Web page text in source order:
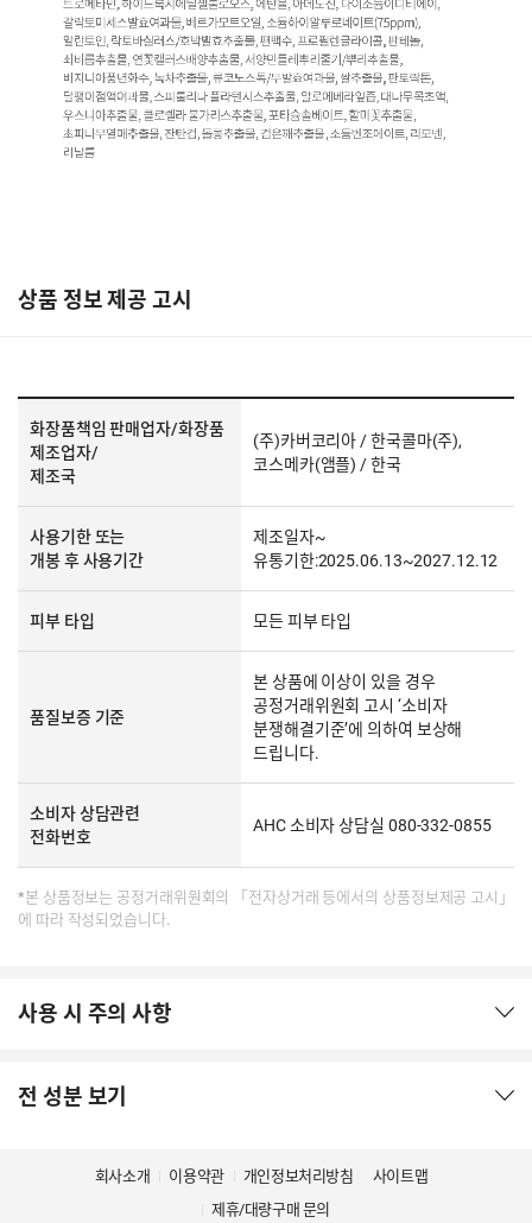
상품 정보 제공 고시
화장품책임 판매업자/화장품
제조업자/
제조국
(주)카버코리아 / 한국콜마(주),
코스메카(앰플) / 한국
사용기한 또는
개봉 후 사용기간
제조일자~
유통기한:2025.06.13~2027.12.12
피부 타입 모든 피부 타입
품질보증 기준
본 상품에 이상이 있을 경우
공정거래위원회 고시 ‘소비자
분쟁해결기준’에 의하여 보상해
드립니다.
소비자 상담관련
전화번호
AHC 소비자 상담실 080-332-0855
*본 상품정보는 공정거래위원회의 「전자상거래 등에서의 상품정보제공 고시」
에 따라 작성되었습니다.
사용 시 주의 사항
전 성분 보기
회사소개 이용약관 개인정보처리방침
사이트맵
제휴/대량구매 문의